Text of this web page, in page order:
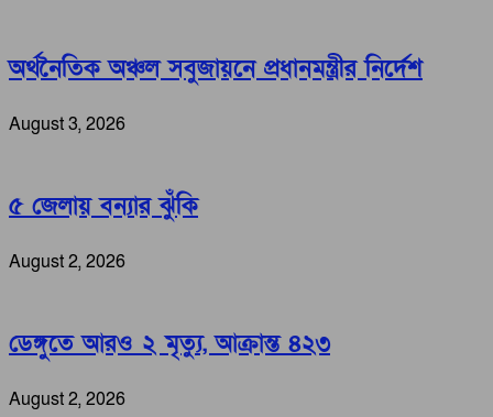
অর্থনৈতিক অঞ্চল সবুজায়নে প্রধানমন্ত্রীর নির্দেশ
August 3, 2026
৫ জেলায় বন্যার ঝুঁকি
August 2, 2026
ডেঙ্গুতে আরও ২ মৃত্যু, আক্রান্ত ৪২৩
August 2, 2026